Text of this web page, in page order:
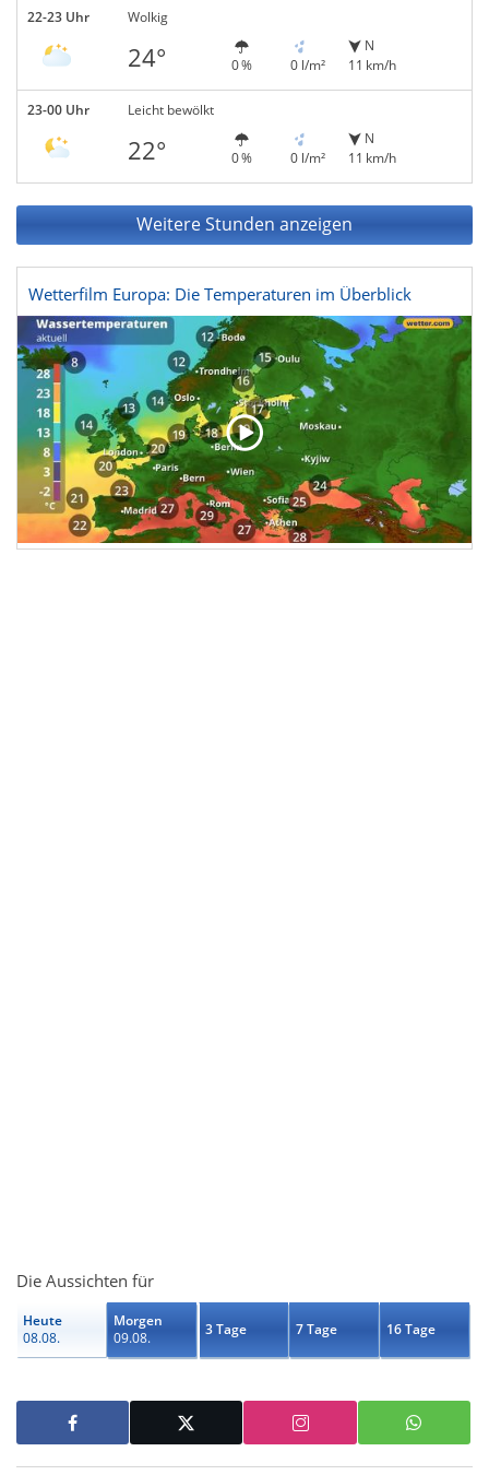
22-23 Uhr Wolkig
24° 0 % 0 l/m²
N
11 km/h
23-00 Uhr Leicht bewölkt
22° 0 % 0 l/m²
N
11 km/h
Weitere Stunden anzeigen
Wetterfilm Europa: Die Temperaturen im Überblick
Die Aussichten für
Heute
08.08.
Morgen
09.08.
3 Tage 7 Tage 16 Tage